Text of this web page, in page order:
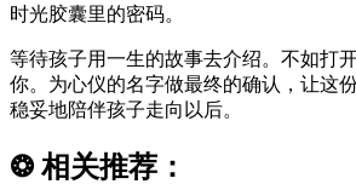
时光胶囊里的密码。
等待孩子用一生的故事去介绍。不如打
你。为心仪的名字做最终的确认，让这
稳妥地陪伴孩子走向以后。
❂ 相关推荐：